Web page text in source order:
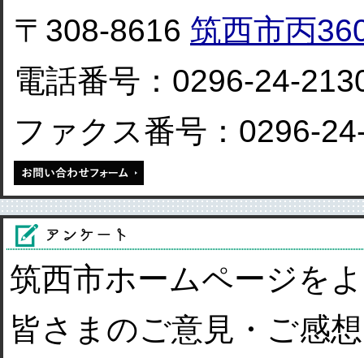
〒308-8616 筑西市丙
電話番号：0296-24-
ファクス番号：0296-
筑西市ホームページを
皆さまのご意見・ご感